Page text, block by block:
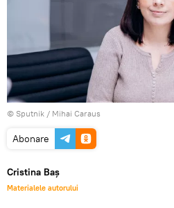
© Sputnik / Mihai Caraus
Abonare
Cristina Baș
Materialele autorului